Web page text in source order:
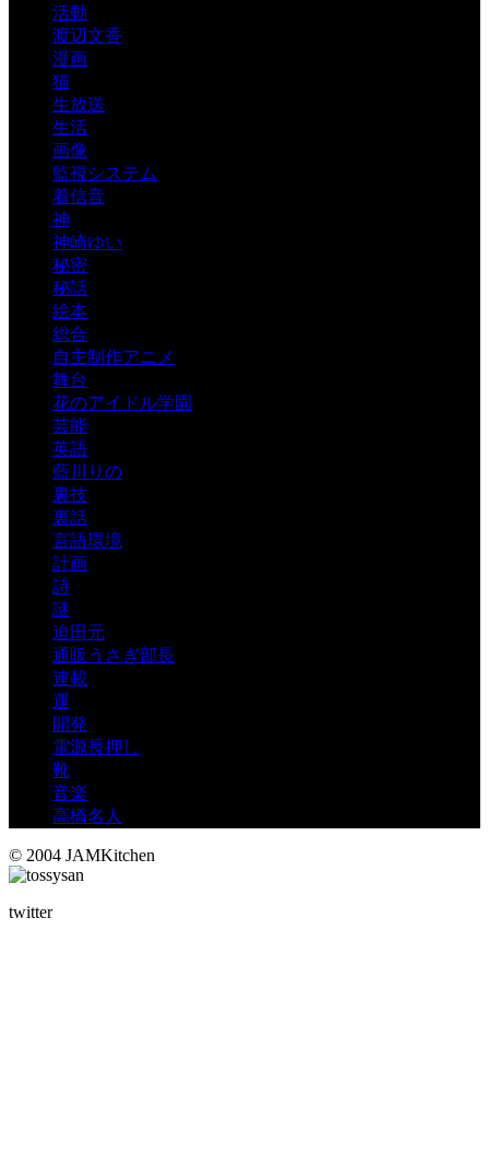
活動
渡辺文香
漫画
猫
生放送
生活
画像
監視システム
着信音
神
神崎ゆい
秘密
秘話
絵本
総合
自主制作アニメ
舞台
花のアイドル学園
芸能
英語
藍川りの
裏技
裏話
言語環境
計画
詩
謎
迫田元
通販うさぎ部長
連載
運
開発
電源長押し
靴
音楽
高橋名人
© 2004 JAMKitchen
twitter